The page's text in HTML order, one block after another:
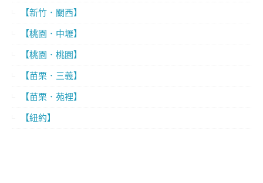
【新竹．關西】
【桃園．中壢】
【桃園．桃園】
【苗栗．三義】
【苗栗．苑裡】
【紐約】